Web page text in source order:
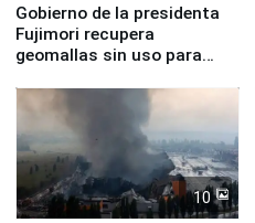
Gobierno de la presidenta
Fujimori recupera
geomallas sin uso para
Fenómeno El Niño
10